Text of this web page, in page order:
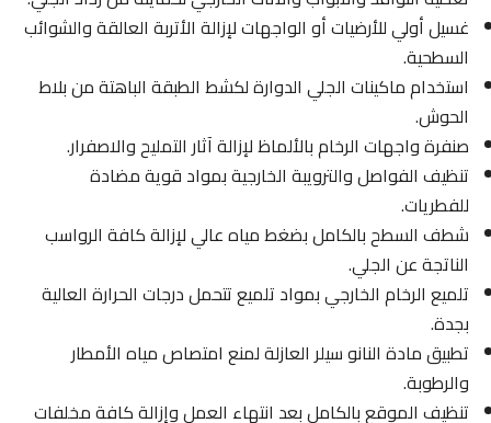
غسيل أولي للأرضيات أو الواجهات لإزالة الأتربة العالقة والشوائب
السطحية.
استخدام ماكينات الجلي الدوارة لكشط الطبقة الباهتة من بلاط
الحوش.
صنفرة واجهات الرخام بالألماظ لإزالة آثار التمليح والاصفرار.
تنظيف الفواصل والترويبة الخارجية بمواد قوية مضادة
للفطريات.
شطف السطح بالكامل بضغط مياه عالي لإزالة كافة الرواسب
الناتجة عن الجلي.
تلميع الرخام الخارجي بمواد تلميع تتحمل درجات الحرارة العالية
بجدة.
تطبيق مادة النانو سيلر العازلة لمنع امتصاص مياه الأمطار
والرطوبة.
تنظيف الموقع بالكامل بعد انتهاء العمل وإزالة كافة مخلفات